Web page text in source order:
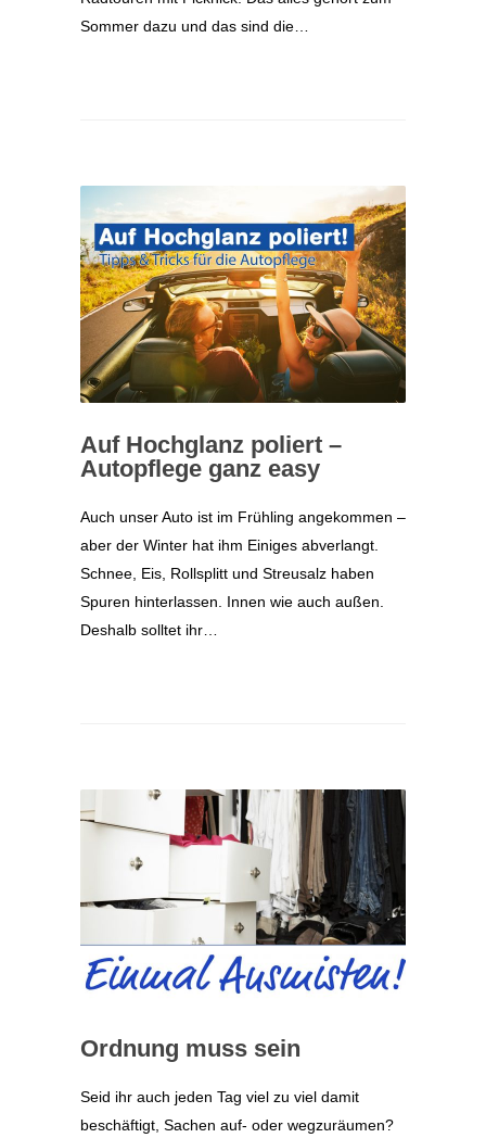
Sommer dazu und das sind die…
Auf Hochglanz poliert –
Autopflege ganz easy
Auch unser Auto ist im Frühling angekommen –
aber der Winter hat ihm Einiges abverlangt.
Schnee, Eis, Rollsplitt und Streusalz haben
Spuren hinterlassen. Innen wie auch außen.
Deshalb solltet ihr…
Ordnung muss sein
Seid ihr auch jeden Tag viel zu viel damit
beschäftigt, Sachen auf- oder wegzuräumen?